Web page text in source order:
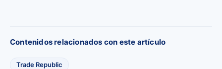
Contenidos relacionados con este artículo
Trade Republic